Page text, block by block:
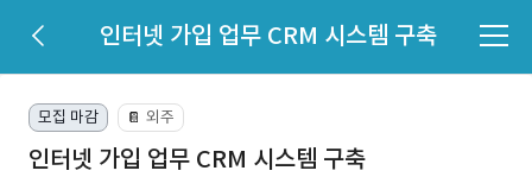
인터넷 가입 업무 CRM 시스템 구축
모집 마감 📔 외주
인터넷 가입 업무 CRM 시스템 구축